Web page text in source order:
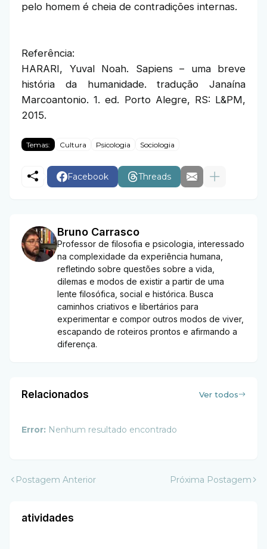
pelo homem é cheia de contradições internas.
Referência:
HARARI, Yuval Noah. Sapiens – uma breve
história da humanidade. tradução Janaína
Marcoantonio. 1. ed. Porto Alegre, RS: L&PM,
2015.
Temas: Cultura Psicologia Sociologia
Facebook Threads
Bruno Carrasco
Professor de filosofia e psicologia, interessado
na complexidade da experiência humana,
refletindo sobre questões sobre a vida,
dilemas e modos de existir a partir de uma
lente filosófica, social e histórica. Busca
caminhos criativos e libertários para
experimentar e compor outros modos de viver,
escapando de roteiros prontos e afirmando a
diferença.
Relacionados Ver todos
Error: Nenhum resultado encontrado
Postagem Anterior Próxima Postagem
atividades